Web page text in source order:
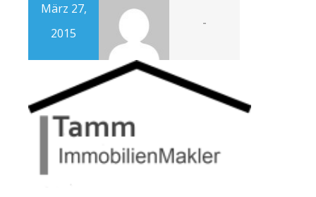
März 27,
2015
-